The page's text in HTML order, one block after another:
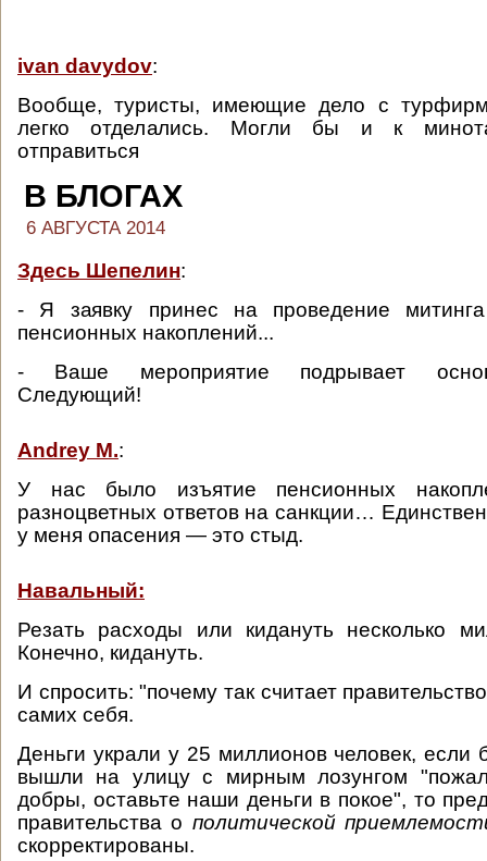
ivan davydov:
Вообще, туристы, имеющие дело с
легко отделались. Могли бы и к
отправиться
В БЛОГАХ
6 АВГУСТА 2014
Здесь Шепелин:
- Я заявку принес на проведение
пенсионных накоплений...
- Ваше мероприятие подрывает
Следующий!
Andrey M.:
У нас было изъятие пенсионных
разноцветных ответов на санкции…
у меня опасения — это стыд.
Навальный:
Резать расходы или кидануть несколько
Конечно, кидануть.
И спросить: "почему так считает
самих себя.
Деньги украли у 25 миллионов человек, если
вышли на улицу с мирным лозунгом
добры, оставьте наши деньги в покое", то
правительства о политической
скорректированы.